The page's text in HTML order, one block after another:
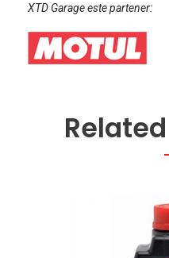
XTD Garage este partener: